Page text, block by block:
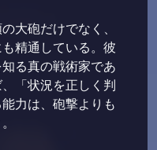
大砲だけでなく、
精通している。彼
る真の戦術家であ
「状況を正しく判
力は、砲撃よりも